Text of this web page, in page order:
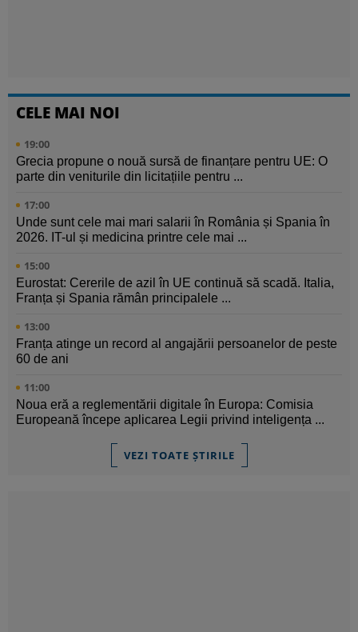
CELE MAI NOI
19:00
Grecia propune o nouă sursă de finanțare pentru UE: O
parte din veniturile din licitațiile pentru ...
17:00
Unde sunt cele mai mari salarii în România și Spania în
2026. IT-ul și medicina printre cele mai ...
15:00
Eurostat: Cererile de azil în UE continuă să scadă. Italia,
Franța și Spania rămân principalele ...
13:00
Franța atinge un record al angajării persoanelor de peste
60 de ani
11:00
Noua eră a reglementării digitale în Europa: Comisia
Europeană începe aplicarea Legii privind inteligența ...
VEZI TOATE ȘTIRILE